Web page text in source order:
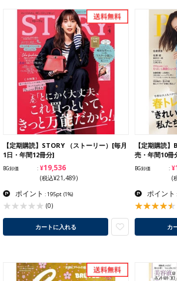
【定期購読】STORY （ストーリー）[毎月
1日・年間12冊分]
BG卸価 ¥19,536
(税込¥21,489)
ポイント : 195pt (1%)
(0)
カートに入れる
【定期購読
売・年間10冊
BG卸価
(
ポイント
カ